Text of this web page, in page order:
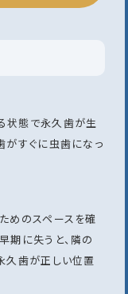
状態で永久歯が生
がすぐに虫歯になっ
めのスペースを確
期に失うと、隣の
久歯が正しい位置